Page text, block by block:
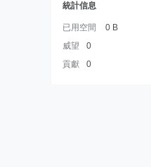
統計信息
已用空間 0 B
威望
0
貢獻
0